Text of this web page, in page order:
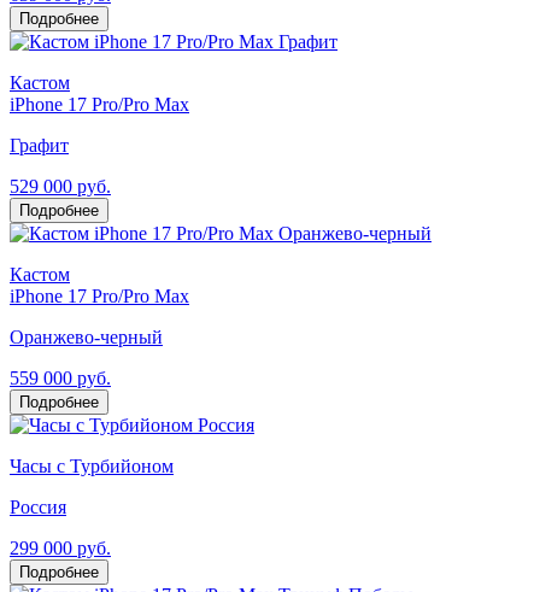
Подробнее
Кастом
iPhone 17 Pro/Pro Max
Графит
529 000 руб.
Подробнее
Кастом
iPhone 17 Pro/Pro Max
Оранжево-черный
559 000 руб.
Подробнее
Часы с Турбийоном
Россия
299 000 руб.
Подробнее